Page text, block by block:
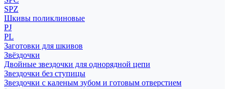
SPZ
Шкивы поликлиновые
PJ
PL
Заготовки для шкивов
Звёздочки
Двойные звездочки для однорядной цепи
Звездочки без ступицы
Звездочки с каленым зубом и готовым отверстием